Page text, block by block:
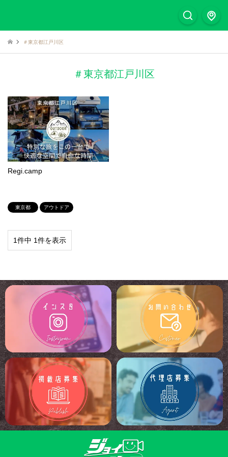
＃東京都江戸川区
＃東京都江戸川区
Regi.camp
東京都 アウトドア
1件中 1件を表示